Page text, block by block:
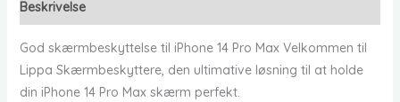
Beskrivelse
God skærmbeskyttelse til iPhone 14 Pro Max Velkommen til
Lippa Skærmbeskyttere, den ultimative løsning til at holde
din iPhone 14 Pro Max skærm perfekt.